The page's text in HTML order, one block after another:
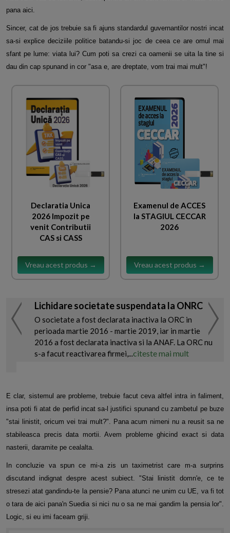
pana aici.
Sincer, cat de jos trebuie sa fi ajuns standardul guvernantilor nostri incat
sa-si explice deciziile politice batandu-si joc de ceea ce are omul mai
sfant pe lume: viata lui? Cum poti sa crezi ca oamenii se uita la tine si
dau din cap spunand in cor "asa e, are dreptate, vom trai mai mult"!
Declaratia Unica
2026 Impozit pe
venit Contributii
CAS si CASS
Vreau acest produs →
Examenul de ACCES
la STAGIUL CECCAR
2026
Vreau acest produs →
Lichidare societate suspendata la ONRC
O societate a fost declarata inactiva la ORC in
perioada martie 2016 - martie 2019, iar in martie
2016 a fost declarata inactiva si la ANAF. La ORC nu
s-a facut reactivarea firmei,...citeste mai mult
E clar, sistemul are probleme, trebuie facut ceva altfel intra in faliment,
insa poti fi atat de perfid incat sa-l justifici spunand cu zambetul pe buze
"stai linistit, oricum vei trai mult?". Pana acum nimeni nu a reusit sa ne
stabileasca precis data mortii. Avem probleme ghicind exact si data
nasterii, daramite pe cealalta.
In concluzie va spun ce mi-a zis un taximetrist care m-a surprins
discutand indignat despre acest subiect. "Stai linistit domn'e, ce te
stresezi atat gandindu-te la pensie? Pana atunci ne unim cu UE, va fi tot
o tara de aici pana'n Suedia si nici nu o sa ne mai gandim la pensia lor".
Logic, si eu imi faceam griji.